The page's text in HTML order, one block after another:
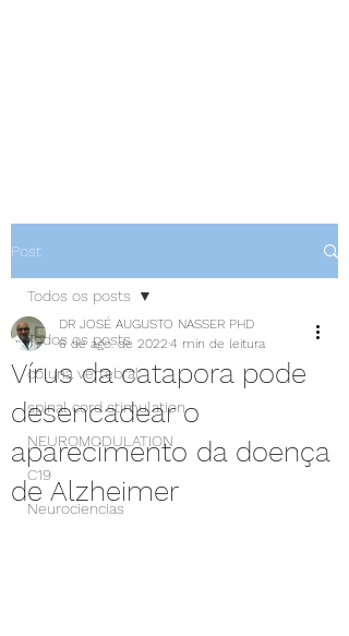
Post
Todos os posts
coluna vertebral
spinal cord stimulation
NEUROMODULATION
C19
Neurociencias
Todos os posts
Vírus da catapora pode
desencadear o
aparecimento da doença
de Alzheimer
DR JOSÉ AUGUSTO NASSER PHD
6 de ago. de 2022 4 min de leitura